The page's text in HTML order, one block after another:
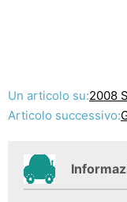
Un articolo su:2008
Articolo successivo: